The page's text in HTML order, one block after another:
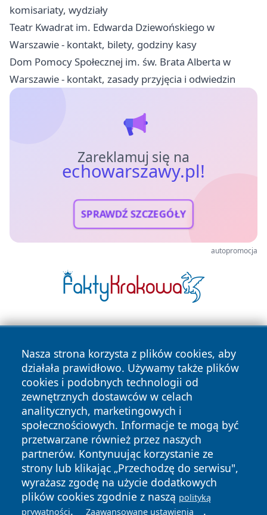
komisariaty, wydziały
Teatr Kwadrat im. Edwarda Dziewońskiego w
Warszawie - kontakt, bilety, godziny kasy
Dom Pomocy Społecznej im. św. Brata Alberta w
Warszawie - kontakt, zasady przyjęcia i odwiedzin
Zareklamuj się na
echowarszawy.pl!
SPRAWDŹ SZCZEGÓŁY
autopromocja
Nasza strona korzysta z plików cookies, aby
działała prawidłowo. Używamy także plików
cookies i podobnych technologii od
zewnętrznych dostawców w celach
analitycznych, marketingowych i
społecznościowych. Informacje te mogą być
przetwarzane również przez naszych
partnerów. Kontynuując korzystanie ze
strony lub klikając „Przechodzę do serwisu",
wyrażasz zgodę na użycie dodatkowych
plików cookies zgodnie z naszą polityką
prywatności. Zaawansowane ustawienia .
Copyright © 2026 echowarszawy.pl Wszystkie prawa
zastrzeżone.
News Autorzy
Polityka
Prywatności
Polityka
Cookies